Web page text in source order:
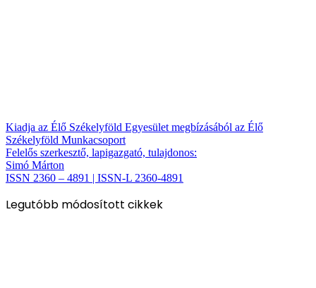
Kiadja az Élő Székelyföld Egyesület megbízásából az Élő
Székelyföld Munkacsoport
Felelős szerkesztő, lapigazgató, tulajdonos:
Simó Márton
ISSN 2360 – 4891 | ISSN-L 2360-4891
Legutóbb módosított cikkek